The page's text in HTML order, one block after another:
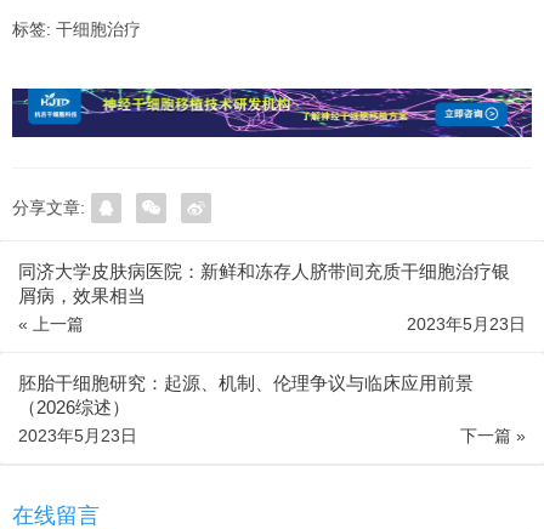
标签: 干细胞治疗
分享文章:
同济大学皮肤病医院：新鲜和冻存人脐带间充质干细胞治疗银
屑病，效果相当
« 上一篇 2023年5月23日
胚胎干细胞研究：起源、机制、伦理争议与临床应用前景
（2026综述）
下一篇 »
2023年5月23日
在线留言